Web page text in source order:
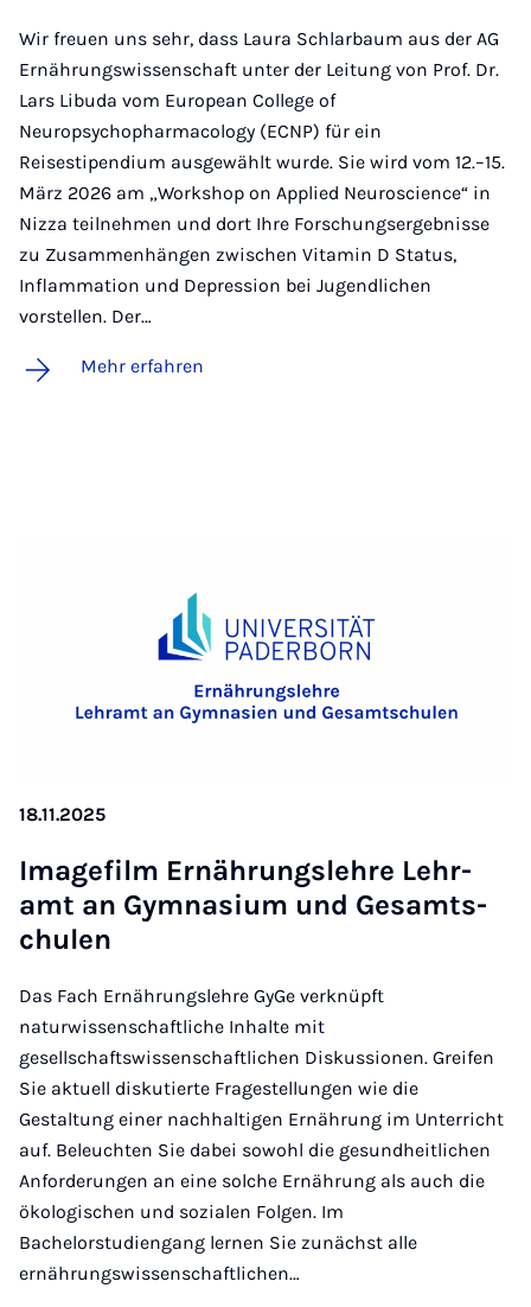
Wir freuen uns sehr, dass Laura Schlarbaum aus der AG
Ernährungswissenschaft unter der Leitung von Prof. Dr.
Lars Libuda vom European College of
Neuropsychopharmacology (ECNP) für ein
Reisestipendium ausgewählt wurde. Sie wird vom 12.–15.
März 2026 am „Workshop on Applied Neuroscience“ in
Nizza teilnehmen und dort Ihre Forschungsergebnisse
zu Zusammenhängen zwischen Vitamin D Status,
Inflammation und Depression bei Jugendlichen
vorstellen. Der…
Mehr erfahren
18.11.2025
Image­film Er­näh­rungs­leh­re Lehr­
amt an Gym­na­si­um und Ge­samt­s­
chu­len
Das Fach Ernährungslehre GyGe verknüpft
naturwissenschaftliche Inhalte mit
gesellschaftswissenschaftlichen Diskussionen. Greifen
Sie aktuell diskutierte Fragestellungen wie die
Gestaltung einer nachhaltigen Ernährung im Unterricht
auf. Beleuchten Sie dabei sowohl die gesundheitlichen
Anforderungen an eine solche Ernährung als auch die
ökologischen und sozialen Folgen. Im
Bachelorstudiengang lernen Sie zunächst alle
ernährungswissenschaftlichen…